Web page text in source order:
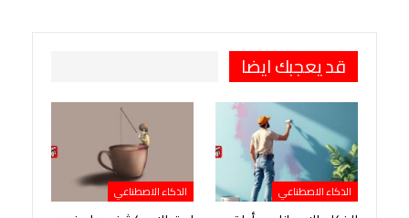
قد يعجبك ايضا
الذكاء الاصطناعي الذكاء الاصطناعي